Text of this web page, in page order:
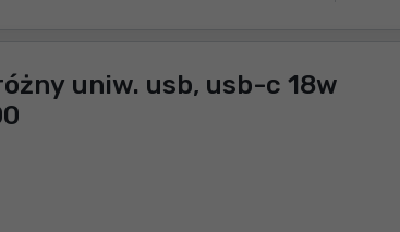
uniw. usb, usb-c 18w